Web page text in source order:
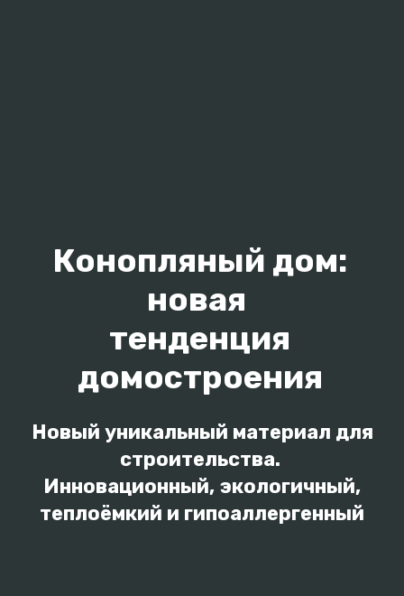
Конопляный дом:
новая
тенденция
домостроения
Новый уникальный материал для
строительства.
Инновационный, экологичный,
теплоёмкий и гипоаллергенный